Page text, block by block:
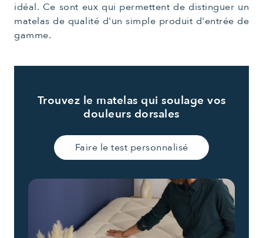
idéal. Ce sont eux qui permettent de distinguer un
matelas de qualité d'un simple produit d'entrée de
gamme.
Trouvez le matelas qui soulage vos
douleurs dorsales
Faire le test personnalisé